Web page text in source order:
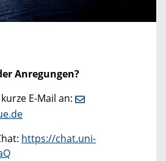
Anregungen?
E-Mail an:
https://chat.uni-